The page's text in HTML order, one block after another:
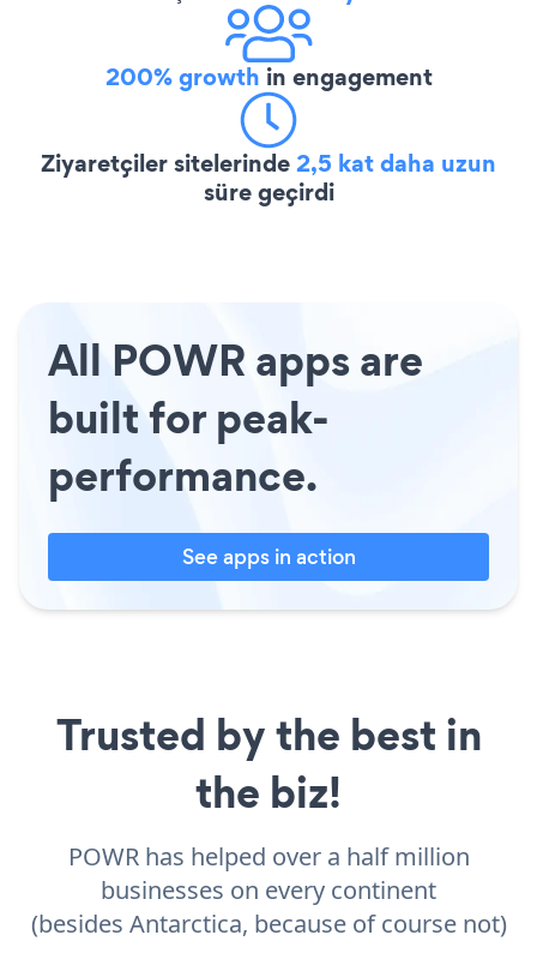
200% growth in engagement
Ziyaretçiler sitelerinde2,5 kat daha uzun
süre geçirdi
All POWR apps are
built for peak-
performance.
See apps in action
Trusted by the best in
the biz!
POWR has helped over a half million
businesses on every continent
(besides Antarctica, because of course not)